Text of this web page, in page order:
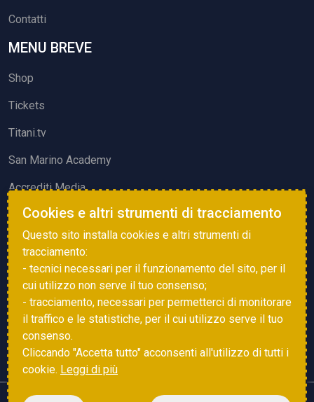
Contatti
MENU BREVE
Shop
Tickets
Titani.tv
San Marino Academy
Accrediti Media
ATTIVITÀ ED EVENTI
Squadre di Calcio
Associazione Sammarinese Arbitri
Vota gol e parata
Cookies e altri strumenti di tracciamento
Questo sito installa cookies e altri strumenti di
tracciamento:
- tecnici necessari per il funzionamento del sito, per il
cui utilizzo non serve il tuo consenso;
- tracciamento, necessari per permetterci di monitorare
il traffico e le statistiche, per il cui utilizzo serve il tuo
consenso.
Cliccando "Accetta tutto" acconsenti all'utilizzo di tutti i
cookie. Leggi di più